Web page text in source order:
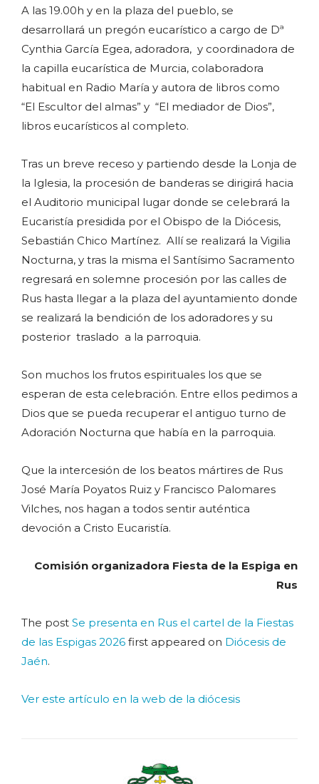
A las 19.00h y en la plaza del pueblo, se
desarrollará un pregón eucarístico a cargo de Dª
Cynthia García Egea, adoradora, y coordinadora de
la capilla eucarística de Murcia, colaboradora
habitual en Radio María y autora de libros como
“El Escultor del almas” y “El mediador de Dios”,
libros eucarísticos al completo.
Tras un breve receso y partiendo desde la Lonja de
la Iglesia, la procesión de banderas se dirigirá hacia
el Auditorio municipal lugar donde se celebrará la
Eucaristía presidida por el Obispo de la Diócesis,
Sebastián Chico Martínez. Allí se realizará la Vigilia
Nocturna, y tras la misma el Santísimo Sacramento
regresará en solemne procesión por las calles de
Rus hasta llegar a la plaza del ayuntamiento donde
se realizará la bendición de los adoradores y su
posterior traslado a la parroquia.
Son muchos los frutos espirituales los que se
esperan de esta celebración. Entre ellos pedimos a
Dios que se pueda recuperar el antiguo turno de
Adoración Nocturna que había en la parroquia.
Que la intercesión de los beatos mártires de Rus
José María Poyatos Ruiz y Francisco Palomares
Vilches, nos hagan a todos sentir auténtica
devoción a Cristo Eucaristía.
Comisión organizadora Fiesta de la Espiga en
Rus
The post Se presenta en Rus el cartel de la Fiestas
de las Espigas 2026 first appeared on Diócesis de
Jaén.
Ver este artículo en la web de la diócesis